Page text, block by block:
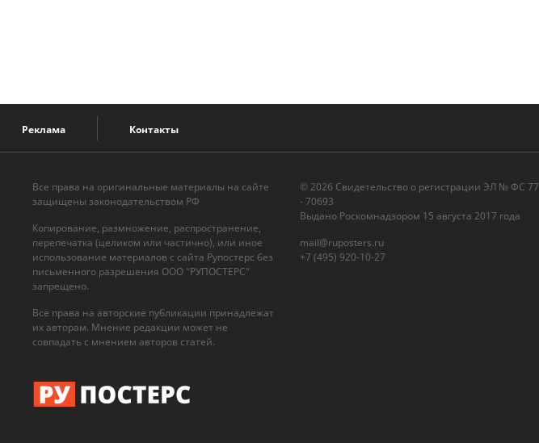
Реклама Контакты
Все права на оригинальные материалы на сайте
защищены законодательством РФ
Копирование, размножение, распространение,
перепечатка (целиком или частично), или иное
использование материалов с сайта Рупостерс без
письменного разрешения ООО "РУПОСТЕРС"
запрещено.
Все права на авторские публикации принадлежат
их авторам. Мнение редакции может не
совпадать с мнением авторов статей.
© 2026 Cвидетельство о регистрации ЭЛ № ФС 77
- 70693
Выдано Роскомнадзором 15 августа 2017 года
mail@ruposters.ru
+7 (495) 920-10-27